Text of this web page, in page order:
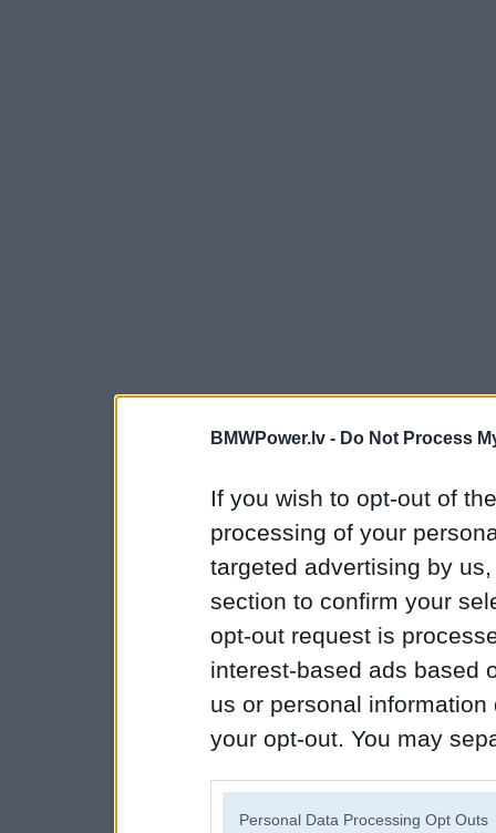
BMWPower.lv - Do Not Process
If you wish to opt-out of
processing of your
targeted advertising by
section to confirm your
opt-out request is
interest-based ads based
us or personal
your opt-out. You may
Personal Data Processing Opt Outs